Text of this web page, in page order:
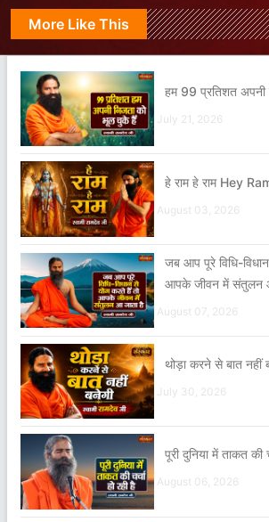
More Like This
हम 99 प्रतिशत
July 21, 2026
हे राम हे राम Hey
August 03, 2026
जब आप पूरे विधि-
आपके जीवन में संतुलन
August 07, 2026
थोड़ा करने से बात नहीं
July 30, 2026
पूरी दुनिया में ताकत की
August 06, 2026